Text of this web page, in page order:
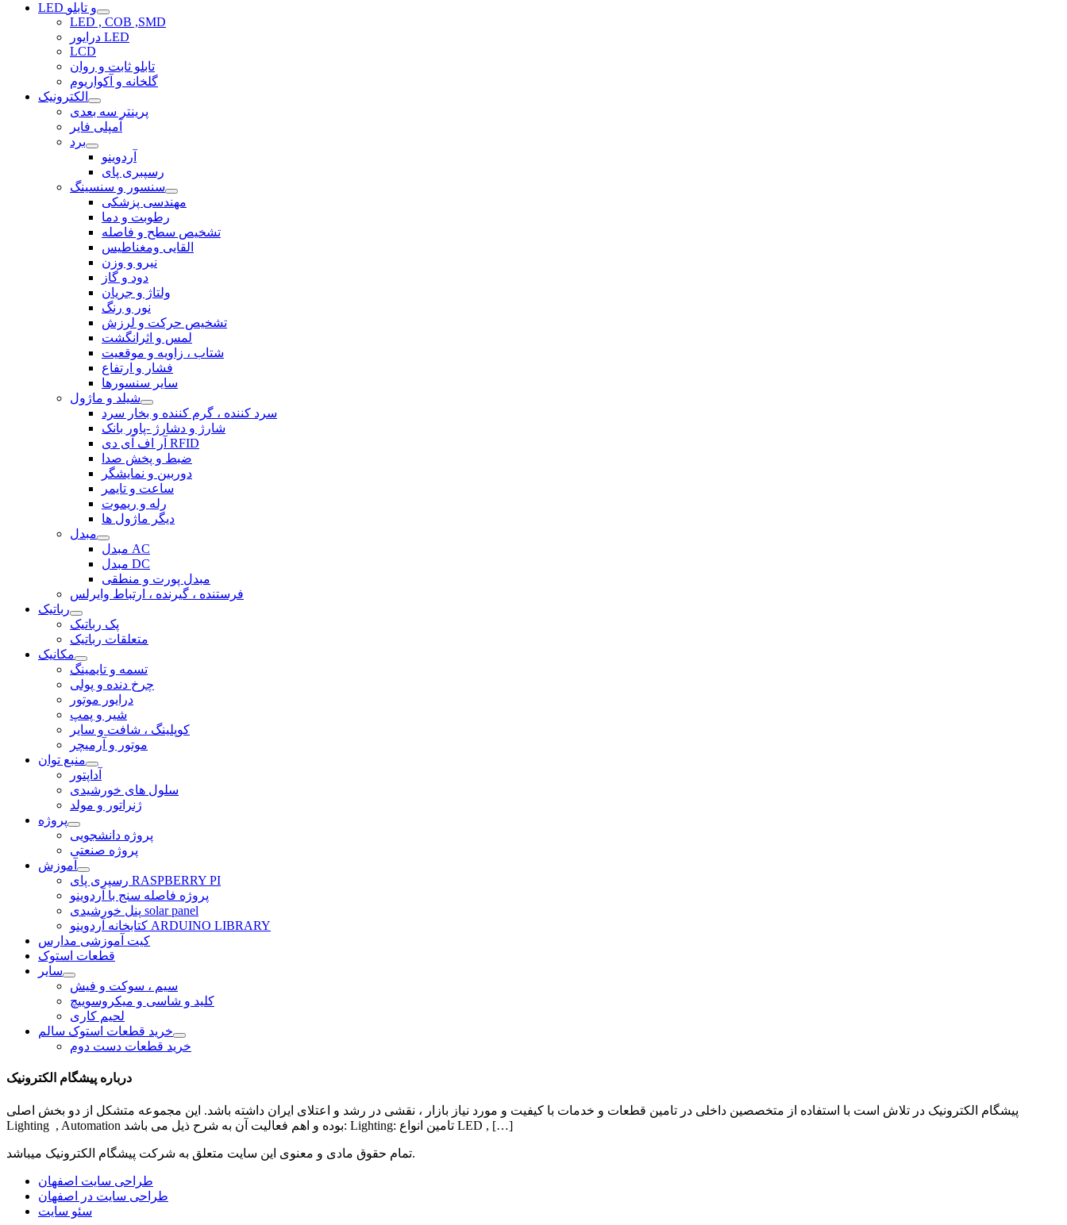
LED و تابلو
LED , COB ,SMD
درایور LED
LCD
تابلو ثابت و روان
گلخانه و آکواریوم
الکترونیک
پرینتر سه بعدی
آمپلی فایر
برد
آردوینو
رسپبری پای
سنسور و سنسینگ
مهندسی پزشکی
رطوبت و دما
تشخیص سطح و فاصله
القایی ومغناطیس
نیرو و وزن
دود و گاز
ولتاژ و جریان
نور و رنگ
تشخیص حرکت و لرزش
لمس و اثرانگشت
شتاب ، زاویه و موقعیت
فشار و ارتفاع
سایر سنسورها
شیلد و ماژول
سرد کننده ، گرم کننده و بخار سرد
شارژ و دشارژ -پاور بانک
آر اف آی دی RFID
ضبط و پخش صدا
دوربین و نمایشگر
ساعت و تایمر
رله و ریموت
دیگر ماژول ها
مبدل
مبدل AC
مبدل DC
مبدل پورت و منطقی
فرستنده ، گیرنده ، ارتباط وایرلس
رباتیک
پک رباتیک
متعلقات رباتیک
مکانیک
تسمه و تایمینگ
چرخ دنده و پولی
درایور موتور
شیر و پمپ
کوپلینگ ، شافت و سایر
موتور و آرمیچر
منبع توان
آداپتور
سلول های خورشیدی
ژنراتور و مولد
پروژه
پروژه دانشجویی
پروژه صنعتی
آموزش
رسپری پای RASPBERRY PI
پروژه فاصله سنج با آردوینو
پنل خورشیدی solar panel
کتابخانه آردوینو ARDUINO LIBRARY
کیت آموزشی مدارس
قطعات استوک
سایر
سیم ، سوکت و فیش
کلید و شاسی و میکروسوییچ
لحیم کاری
خرید قطعات استوک سالم
خرید قطعات دست دوم
درباره پیشگام الکترونیک
پیشگام الکترونیک در تلاش است با استفاده از متخصصین داخلی در تامین قطعات و خدمات با کیفیت و مورد نیاز بازار ، نقشی در رشد و اعتلای ایران داشته باشد. این مجموعه متشکل از دو بخش اصلی
Lighting , Automation بوده و اهم فعالیت آن به شرح ذیل می باشد: Lighting: تامین انواع LED , […]
تمام حقوق مادی و معنوی این سایت متعلق به شرکت پیشگام الکترونیک میباشد.
طراحی سایت اصفهان
طراحی سایت در اصفهان
سئو سایت